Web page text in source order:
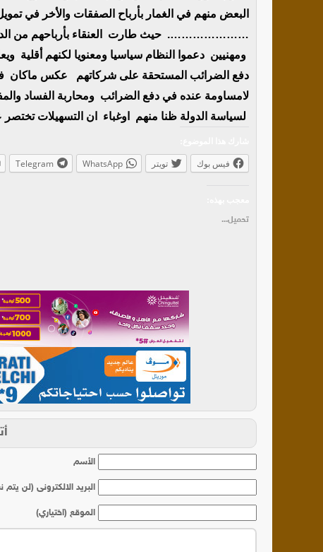
البعض منهم في الغمار بأرباح الصفقات والأخر في
…………………. حيث طارت العنقاء بأرباحهم من
ومهنيين دعموا النظام سياسيا ومعنويا لكنهم
دفع الضرائب المستحقة على شركاتهم عكس ماكان
لامساومة عنده في دفع الضرائب ومحاربة الفساد
لسياسة الدولة ظنا منهم اوغباء ان التسهيلات
فيس بوك تويتر WhatsApp
Telegram
تحميل...
الأسم
البريد الالكترونى (لن يتم
الموقع (اختياري)